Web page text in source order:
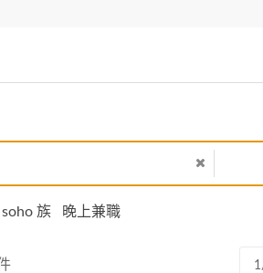
soho 族 晚上兼職